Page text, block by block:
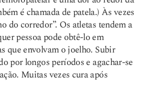
é chamada de patela.) Às vezes
do corredor”. Os atletas tendem a
pessoa pode obtê-lo em
que envolvam o joelho. Subir
por longos períodos e agachar-se
Muitas vezes cura após